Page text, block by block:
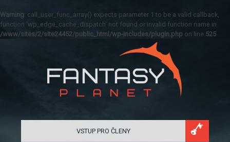
Warning: call_user_func_array() expects parameter 1 to be a valid callback,
function 'wp_edge_cache_dispatch' not found or invalid function name in
/www/sites/2/site24452/public_html/wp-includes/plugin.php on line 525
VSTUP PRO ČLENY